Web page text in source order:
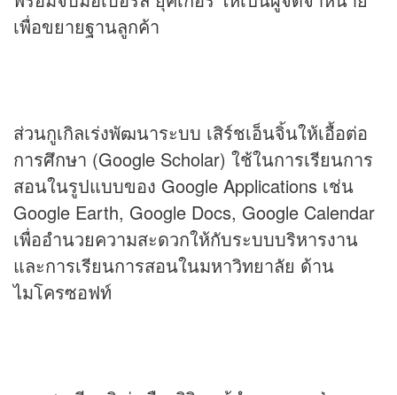
เพื่อขยายฐานลูกค้า
ส่วนกูเกิลเร่งพัฒนาระบบ เสิร์ชเอ็นจิ้นให้เอื้อต่อ
การศึกษา (Google Scholar) ใช้ในการเรียนการ
สอนในรูปแบบของ Google Applications เช่น
Google Earth, Google Docs, Google Calendar
เพื่ออำนวยความสะดวกให้กับระบบบริหารงาน
และการเรียนการสอนในมหาวิทยาลัย ด้าน
ไมโครซอฟท์